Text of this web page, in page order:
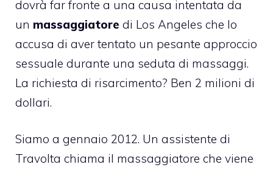
dovrà far fronte a una causa intentata da
un massaggiatore di Los Angeles che lo
accusa di aver tentato un pesante approccio
sessuale durante una seduta di massaggi.
La richiesta di risarcimento? Ben 2 milioni di
dollari.
Siamo a gennaio 2012. Un assistente di
Travolta chiama il massaggiatore che viene